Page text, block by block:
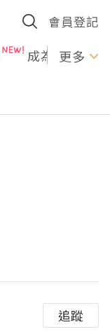
會員登記
成為U更多
追蹤